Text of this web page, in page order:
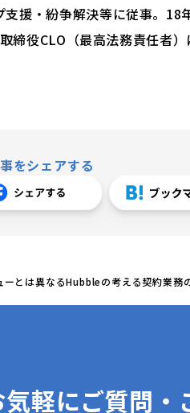
支援・紛争解決等に従事。18
締役CLO（最高法務責任者）
をシェアする
とは異なるHubbleの考える契約業務
気軽にご質問・